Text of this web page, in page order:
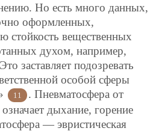
Но есть много данных,
оформленных,
стойкость вещественных
духом, например,
заставляет подозревать
особой сферы
11
. Пневматосфера от
дыхание, горение
— эвристическая